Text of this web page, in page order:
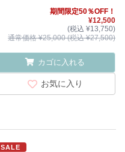
期間限定50％OFF！
¥12,500
(税込 ¥13,750)
通常価格 ¥25,000 (税込 ¥27,500)
カゴに入れる
お気に入り
SALE